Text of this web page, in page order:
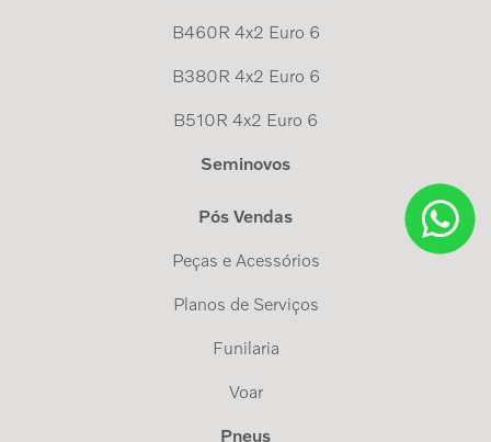
B460R 4x2 Euro 6
B380R 4x2 Euro 6
B510R 4x2 Euro 6
Seminovos
Pós Vendas
Peças e Acessórios
Planos de Serviços
Funilaria
Voar
Pneus